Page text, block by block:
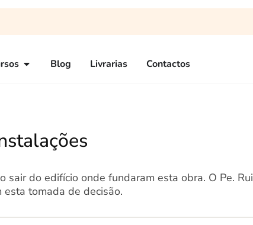
Blog Livrarias Contactos
sair do edifício onde fundaram esta obra. O Pe. Rui
tomada de decisão.